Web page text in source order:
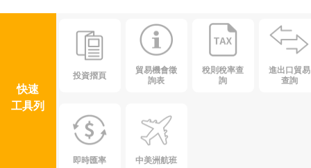
快速
工具列
投資摺頁
貿易機會徵
詢表
稅則稅率查
詢
進出口貿易
查詢
即時匯率 中美洲航班